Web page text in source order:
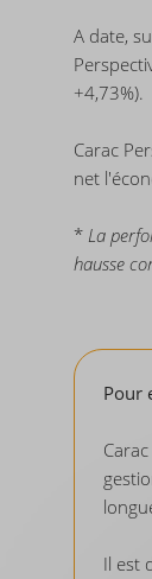
A date,
+4,73%).
Carac
net
* La
hausse
Pour
Il est